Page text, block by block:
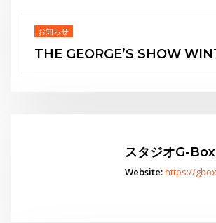
Japanese
スタジオG-Box